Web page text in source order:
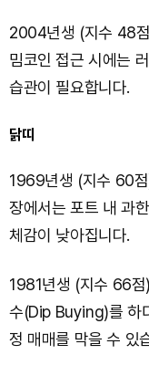
2004년생 (지수 48점
밈코인 접근 시에는
습관이 필요합니다.
닭띠
1969년생 (지수 60
장에서는 포트 내 과
체감이 낮아집니다.
1981년생 (지수 66점
수(Dip Buying)를 하
정 매매를 막을 수 있